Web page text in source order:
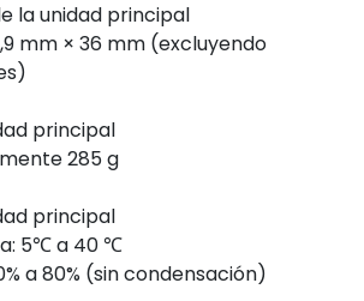
la unidad principal
mm × 36 mm (excluyendo
principal
285 g
principal
5℃ a 40 ℃
a 80% (sin condensación)